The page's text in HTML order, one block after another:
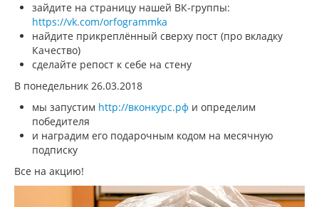
зайдите на страницу нашей ВК-группы:
https://vk.com/orfogrammka
найдите прикреплённый сверху пост (про вкладку
Качество)
сделайте репост к себе на стену
В понедельник 26.03.2018
мы запустим http://вконкурс.рф и определим
победителя
и наградим его подарочным кодом на месячную
подписку
Все на акцию!